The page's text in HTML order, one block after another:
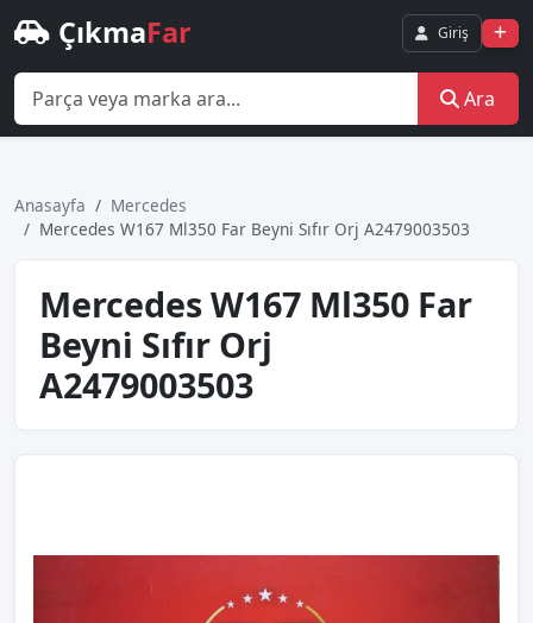
ÇıkmaFar Giriş
Ara
Anasayfa
Mercedes
Mercedes W167 Ml350 Far Beyni̇ Sıfır Orj A2479003503
Mercedes W167 Ml350 Far
Beyni̇ Sıfır Orj
A2479003503